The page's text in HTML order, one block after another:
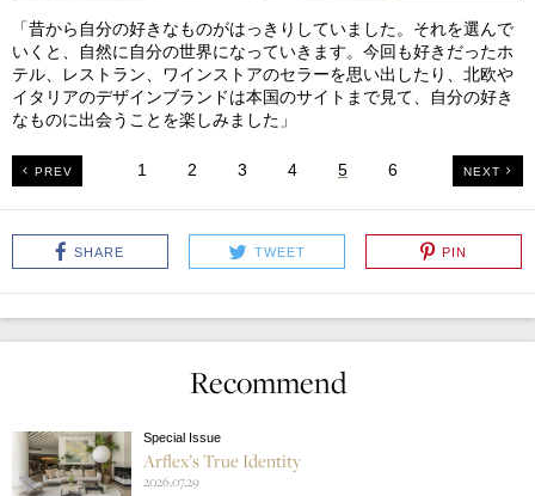
「昔から自分の好きなものがはっきりしていました。それを選んで
いくと、自然に自分の世界になっていきます。今回も好きだったホ
テル、レストラン、ワインストアのセラーを思い出したり、北欧や
イタリアのデザインブランドは本国のサイトまで見て、自分の好き
なものに出会うことを楽しみました」
PREV NEXT
1 2 3 4 5 6
SHARE TWEET PIN
Recommend
Special Issue
Arflex’s True Identity
2026.07.29